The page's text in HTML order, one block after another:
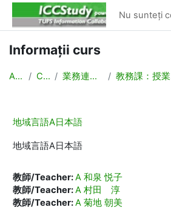
Sari la conţinutul principal
Nu sunteți
Informații curs
Acasă Cursuri 業務連絡/Backyard
地域言語A日本語
地域言語A日本語
教師/Teacher:A 和泉 悦子
教師/Teacher:A 村田 淳
教師/Teacher:A 菊地 朝美